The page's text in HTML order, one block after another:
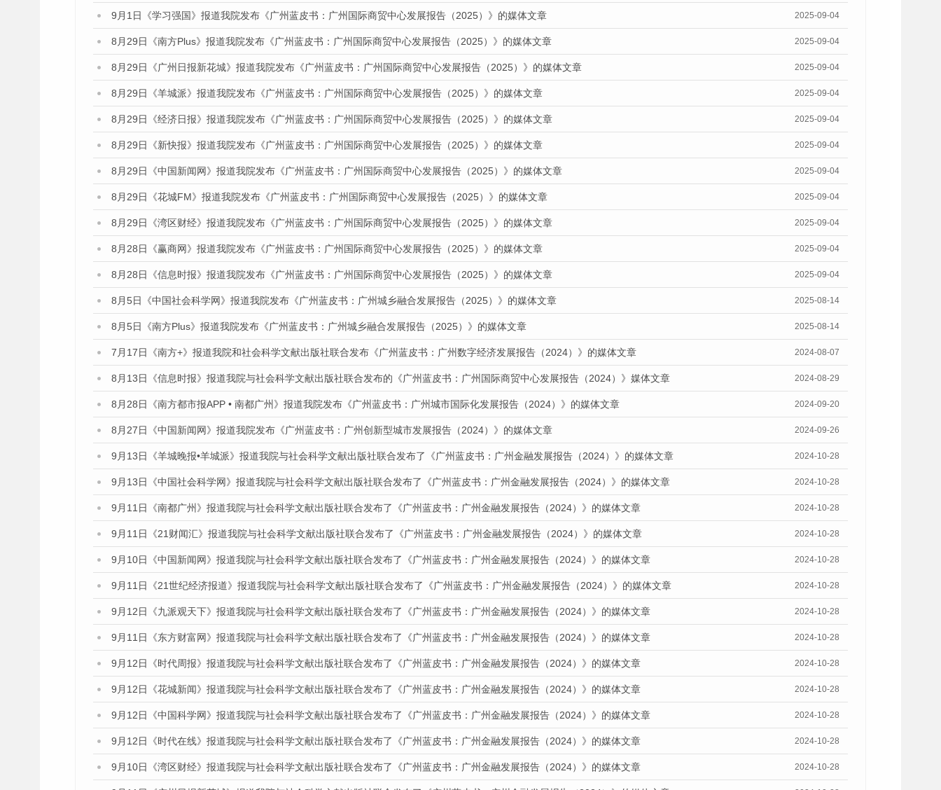
9月1日《学习强国》报道我院发布《广州蓝皮书：广州国际商贸中心发展报告（2025）》的媒体文章 2025-09-04
8月29日《南方Plus》报道我院发布《广州蓝皮书：广州国际商贸中心发展报告（2025）》的媒体文章 2025-09-04
8月29日《广州日报新花城》报道我院发布《广州蓝皮书：广州国际商贸中心发展报告（2025）》的媒体文章 2025-09-04
8月29日《羊城派》报道我院发布《广州蓝皮书：广州国际商贸中心发展报告（2025）》的媒体文章 2025-09-04
8月29日《经济日报》报道我院发布《广州蓝皮书：广州国际商贸中心发展报告（2025）》的媒体文章 2025-09-04
8月29日《新快报》报道我院发布《广州蓝皮书：广州国际商贸中心发展报告（2025）》的媒体文章 2025-09-04
8月29日《中国新闻网》报道我院发布《广州蓝皮书：广州国际商贸中心发展报告（2025）》的媒体文章 2025-09-04
8月29日《花城FM》报道我院发布《广州蓝皮书：广州国际商贸中心发展报告（2025）》的媒体文章 2025-09-04
8月29日《湾区财经》报道我院发布《广州蓝皮书：广州国际商贸中心发展报告（2025）》的媒体文章 2025-09-04
8月28日《赢商网》报道我院发布《广州蓝皮书：广州国际商贸中心发展报告（2025）》的媒体文章 2025-09-04
8月28日《信息时报》报道我院发布《广州蓝皮书：广州国际商贸中心发展报告（2025）》的媒体文章 2025-09-04
8月5日《中国社会科学网》报道我院发布《广州蓝皮书：广州城乡融合发展报告（2025）》的媒体文章 2025-08-14
8月5日《南方Plus》报道我院发布《广州蓝皮书：广州城乡融合发展报告（2025）》的媒体文章 2025-08-14
7月17日《南方+》报道我院和社会科学文献出版社联合发布《广州蓝皮书：广州数字经济发展报告（2024）》的媒体文章 2024-08-07
8月13日《信息时报》报道我院与社会科学文献出版社联合发布的《广州蓝皮书：广州国际商贸中心发展报告（2024）》媒体文章 2024-08-29
8月28日《南方都市报APP • 南都广州》报道我院发布《广州蓝皮书：广州城市国际化发展报告（2024）》的媒体文章 2024-09-20
8月27日《中国新闻网》报道我院发布《广州蓝皮书：广州创新型城市发展报告（2024）》的媒体文章 2024-09-26
9月13日《羊城晚报•羊城派》报道我院与社会科学文献出版社联合发布了《广州蓝皮书：广州金融发展报告（2024）》的媒体文章 2024-10-28
9月13日《中国社会科学网》报道我院与社会科学文献出版社联合发布了《广州蓝皮书：广州金融发展报告（2024）》的媒体文章 2024-10-28
9月11日《南都广州》报道我院与社会科学文献出版社联合发布了《广州蓝皮书：广州金融发展报告（2024）》的媒体文章 2024-10-28
9月11日《21财闻汇》报道我院与社会科学文献出版社联合发布了《广州蓝皮书：广州金融发展报告（2024）》的媒体文章 2024-10-28
9月10日《中国新闻网》报道我院与社会科学文献出版社联合发布了《广州蓝皮书：广州金融发展报告（2024）》的媒体文章 2024-10-28
9月11日《21世纪经济报道》报道我院与社会科学文献出版社联合发布了《广州蓝皮书：广州金融发展报告（2024）》的媒体文章 2024-10-28
9月12日《九派观天下》报道我院与社会科学文献出版社联合发布了《广州蓝皮书：广州金融发展报告（2024）》的媒体文章 2024-10-28
9月11日《东方财富网》报道我院与社会科学文献出版社联合发布了《广州蓝皮书：广州金融发展报告（2024）》的媒体文章 2024-10-28
9月12日《时代周报》报道我院与社会科学文献出版社联合发布了《广州蓝皮书：广州金融发展报告（2024）》的媒体文章 2024-10-28
9月12日《花城新闻》报道我院与社会科学文献出版社联合发布了《广州蓝皮书：广州金融发展报告（2024）》的媒体文章 2024-10-28
9月12日《中国科学网》报道我院与社会科学文献出版社联合发布了《广州蓝皮书：广州金融发展报告（2024）》的媒体文章 2024-10-28
9月12日《时代在线》报道我院与社会科学文献出版社联合发布了《广州蓝皮书：广州金融发展报告（2024）》的媒体文章 2024-10-28
9月10日《湾区财经》报道我院与社会科学文献出版社联合发布了《广州蓝皮书：广州金融发展报告（2024）》的媒体文章 2024-10-28